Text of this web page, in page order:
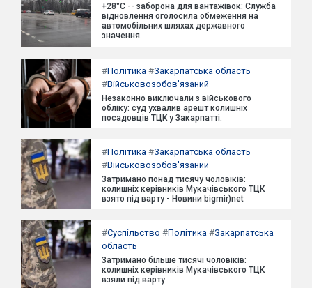
+28°C -- заборона для вантажівок: Служба
відновлення оголосила обмеження на
автомобільних шляхах державного
значення.
#Політика #Закарпатська область
#Військовозобов'язаний
Незаконно виключали з військового
обліку: суд ухвалив арешт колишніх
посадовців ТЦК у Закарпатті.
#Політика #Закарпатська область
#Військовозобов'язаний
Затримано понад тисячу чоловіків:
колишніх керівників Мукачівського ТЦК
взято під варту - Новини bigmir)net
#Суспільство #Політика #Закарпатська
область
Затримано більше тисячі чоловіків:
колишніх керівників Мукачівського ТЦК
взяли під варту.